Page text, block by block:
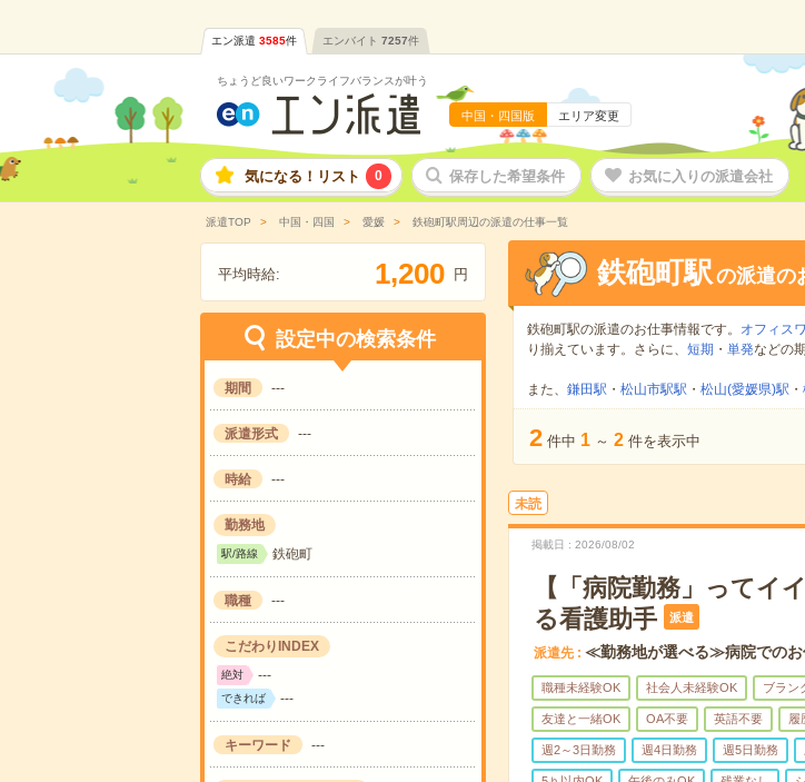
エン派遣 3585件 エンバイト 7257件
ちょうど良いワークライフバランスが叶う
中国・四国版 エリア変更
気になる！リスト 0 保存した希望条件 お気に入りの派遣会社
派遣TOP 中国・四国 愛媛 鉄砲町駅周辺の派遣の仕事一覧
平均時給: 1,200 円
設定中の検索条件
期間 ---
派遣形式 ---
時給 ---
勤務地
駅/路線 鉄砲町
職種 ---
こだわりINDEX
絶対 ---
できれば ---
キーワード ---
鉄砲町駅の派遣の
鉄砲町駅の派遣のお仕事情報です。 オフィス
り揃えています。さらに、 短期 ・ 単発などの
また、 鎌田駅 ・ 松山市駅駅 ・ 松山(愛媛県)駅 ・
2 件中 1 ～ 2 件を表示中
未読
掲載日 2026/08/02
【「病院勤務」ってイ
る看護助手
派遣
派遣先 ≪勤務地が選べる≫病院でのお
職種未経験OK 社会人未経験OK ブラン
友達と一緒OK OA不要 英語不要 履
週2～3日勤務 週4日勤務 週5日勤務